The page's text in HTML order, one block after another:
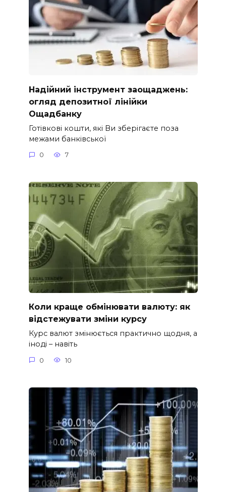
Надійний інструмент заощаджень:
огляд депозитної лінійки
Ощадбанку
Готівкові кошти, які Ви зберігаєте поза
межами банківської
0 7
Коли краще обмінювати валюту: як
відстежувати зміни курсу
Курс валют змінюється практично щодня, а
іноді – навіть
0 10